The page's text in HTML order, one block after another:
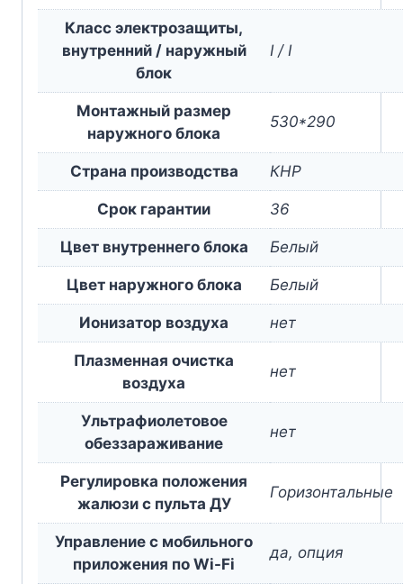
Класс электрозащиты,
внутренний / наружный
блок
I / I
Монтажный размер
наружного блока
530*290
Страна производства КНР
Срок гарантии 36
Цвет внутреннего блока Белый
Цвет наружного блока Белый
Ионизатор воздуха нет
Плазменная очистка
воздуха
нет
Ультрафиолетовое
обеззараживание
нет
Регулировка положения
жалюзи с пульта ДУ
Горизонтальные
Управление c мобильного
приложения по Wi-Fi
да, опция